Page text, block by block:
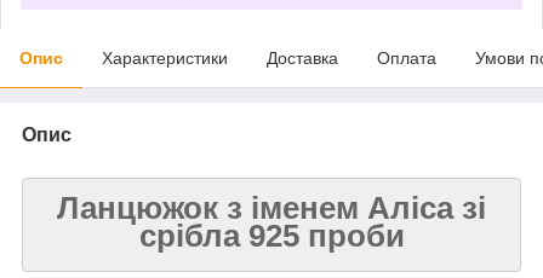
Опис Характеристики Доставка Оплата Умови
Опис
Ланцюжок з іменем Аліса зі
срібла 925 проби